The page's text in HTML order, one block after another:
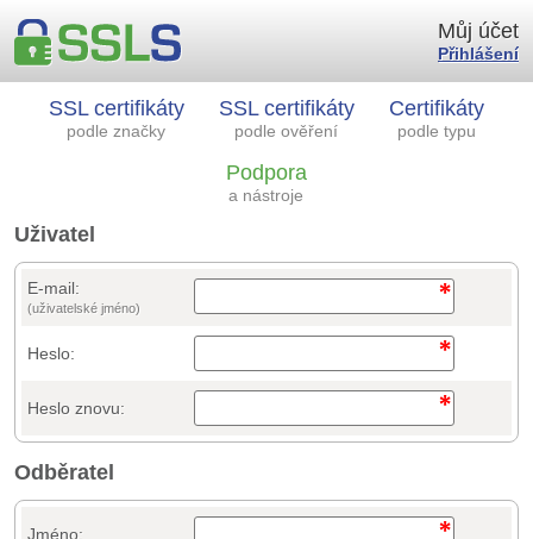
SSL certifikáty
podle značky
SSL certifikáty
podle ověření
Certifikáty
podle typu
Podpora
a nástroje
Můj účet
Přihlášení
Uživatel
E-mail:
(uživatelské jméno)
Heslo:
Heslo znovu:
Odběratel
Jméno: